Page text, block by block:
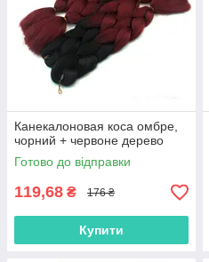
Канекалоновая коса омбре,
чорний + червоне дерево
Готово до відправки
119,68 ₴ 176 ₴
Купити